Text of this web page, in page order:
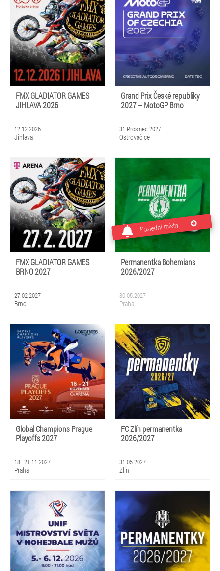
FMX GLADIATOR GAMES
JIHLAVA 2026
12.12.2026
Jihlava
Grand Prix České republiky
2027 – MotoGP Brno
31 Prosinec 2027
Ostrovačice
FMX GLADIATOR GAMES
BRNO 2027
27.02.2027
Brno
Poslední místa
Permanentka Bohemians
2026/2027
30.05.2027
Praha
Global Champions Prague
Playoffs 2027
18–21.11.2027
Praha
FC Zlín permanentka
2026/2027
31.05.2027
Zlín